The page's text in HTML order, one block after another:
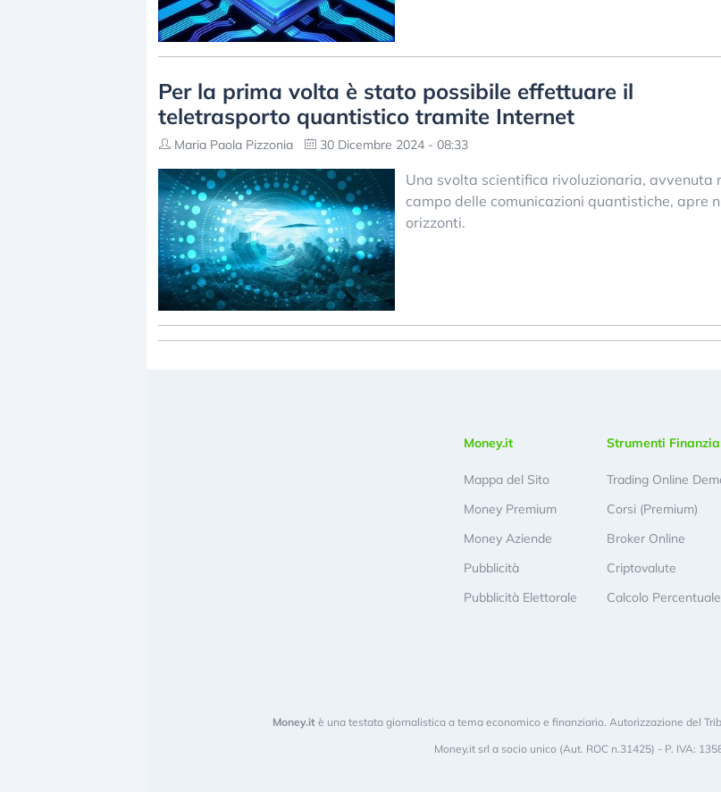
Per la prima volta è stato possibile effettuare il
teletrasporto quantistico tramite Internet
Maria Paola Pizzonia 30 Dicembre 2024 - 08:33
Una svolta scientifica rivoluzionaria, avvenuta
campo delle comunicazioni quantistiche, apre
orizzonti.
Money.it
Mappa del Sito
Money Premium
Money Aziende
Pubblicità
Pubblicità Elettorale
Strumenti
Trading Online
Corsi (Premium)
Broker Online
Criptovalute
Calcolo Percentuale
Money.it è una testata giornalistica a tema economico e finanziario. Autorizzazione del
Money.it srl a socio unico (Aut. ROC n.31425) - P. IVA: